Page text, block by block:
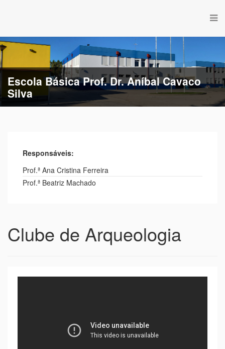
Escola Básica Prof. Dr. Aníbal Cavaco
Silva
Responsáveis:
Prof.ª Ana Cristina Ferreira
Prof.ª Beatriz Machado
Clube de Arqueologia